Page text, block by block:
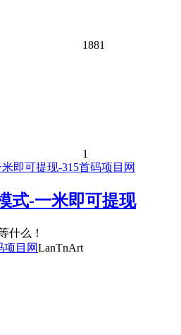
1881
1
式-一米即可提现
什么！
LanTnArt